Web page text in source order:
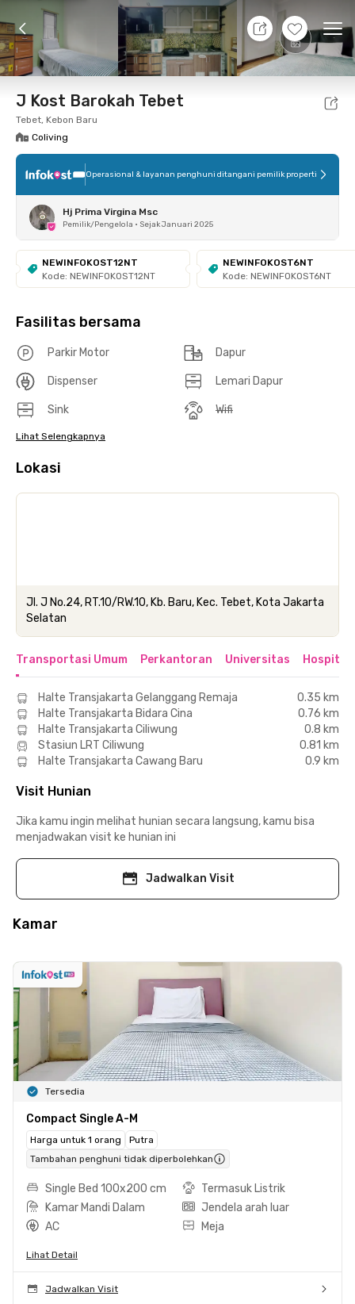
+12
9 Agt 26 - Belum tahu
Foto Fasilitas bersama Lokasi Kamar
J Kost Barokah Tebet
Tebet, Kebon Baru
Coliving
Operasional & layanan penghuni ditangani pemilik properti
Hj Prima Virgina Msc
Pemilik/Pengelola • Sejak Januari 2025
NEWINFOKOST12NT
Kode: NEWINFOKOST12NT
NEWINFOKOST6NT
Kode: NEWINFOKOST6NT
Fasilitas bersama
Parkir Motor Dapur
Dispenser Lemari Dapur
Sink Wifi
Lihat Selengkapnya
Lokasi
Jl. J No.24, RT.10/RW.10, Kb. Baru, Kec. Tebet, Kota Jakarta
Selatan
Transportasi Umum Perkantoran Universitas Hospital
Halte Transjakarta Gelanggang Remaja
0.35 km
Halte Transjakarta Bidara Cina
0.76 km
Halte Transjakarta Ciliwung
0.8 km
Stasiun LRT Ciliwung
0.81 km
Halte Transjakarta Cawang Baru
0.9 km
Visit Hunian
Jika kamu ingin melihat hunian secara langsung, kamu bisa
menjadwakan visit ke hunian ini
Jadwalkan Visit
Kamar
Tersedia
Compact Single A-M
Harga untuk 1 orang
Putra
Tambahan penghuni tidak diperbolehkan
Single Bed 100x200 cm
Termasuk Listrik
Kamar Mandi Dalam
Jendela arah luar
AC
Meja
Lihat Detail
Jadwalkan Visit